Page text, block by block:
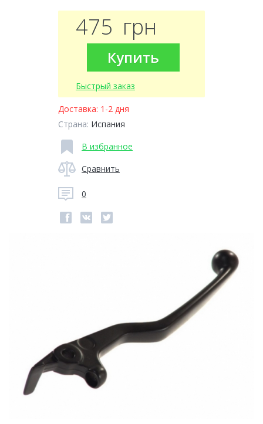
475 грн
Купить
Быстрый заказ
Доставка: 1-2 дня
Страна: Испания
В избранное
Сравнить
0